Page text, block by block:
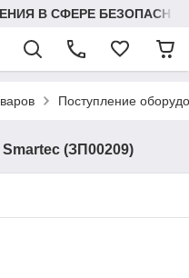
В СФЕРЕ
Поступление
(ЗП00209)